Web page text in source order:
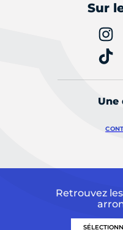
Sur
Une
Retrouvez